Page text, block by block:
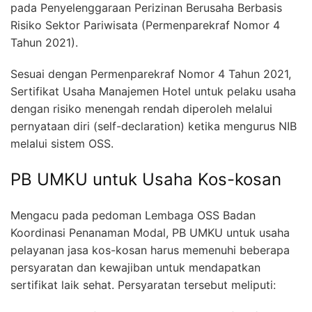
pada Penyelenggaraan Perizinan Berusaha Berbasis
Risiko Sektor Pariwisata (Permenparekraf Nomor 4
Tahun 2021).
Sesuai dengan Permenparekraf Nomor 4 Tahun 2021,
Sertifikat Usaha Manajemen Hotel untuk pelaku usaha
dengan risiko menengah rendah diperoleh melalui
pernyataan diri (self-declaration) ketika mengurus NIB
melalui sistem OSS.
PB UMKU untuk Usaha Kos-kosan
Mengacu pada pedoman Lembaga OSS Badan
Koordinasi Penanaman Modal, PB UMKU untuk usaha
pelayanan jasa kos-kosan harus memenuhi beberapa
persyaratan dan kewajiban untuk mendapatkan
sertifikat laik sehat. Persyaratan tersebut meliputi: